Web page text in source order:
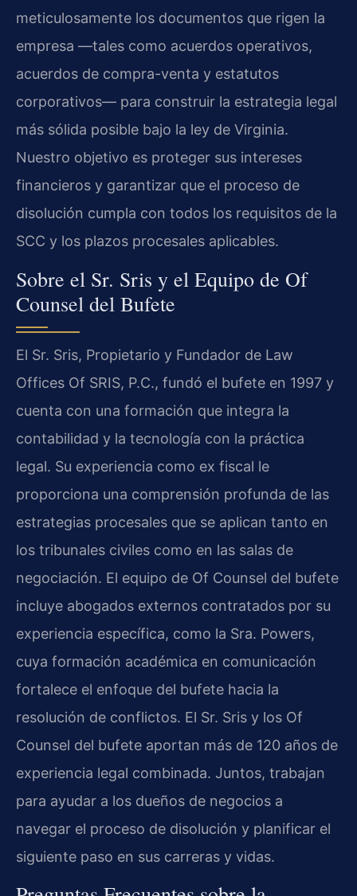
meticulosamente los documentos que rigen la
empresa —tales como acuerdos operativos,
acuerdos de compra-venta y estatutos
corporativos— para construir la estrategia legal
más sólida posible bajo la ley de Virginia.
Nuestro objetivo es proteger sus intereses
financieros y garantizar que el proceso de
disolución cumpla con todos los requisitos de la
SCC y los plazos procesales aplicables.
Sobre el Sr. Sris y el Equipo de Of
Counsel del Bufete
El Sr. Sris, Propietario y Fundador de Law
Offices Of SRIS, P.C., fundó el bufete en 1997 y
cuenta con una formación que integra la
contabilidad y la tecnología con la práctica
legal. Su experiencia como ex fiscal le
proporciona una comprensión profunda de las
estrategias procesales que se aplican tanto en
los tribunales civiles como en las salas de
negociación. El equipo de Of Counsel del bufete
incluye abogados externos contratados por su
experiencia específica, como la Sra. Powers,
cuya formación académica en comunicación
fortalece el enfoque del bufete hacia la
resolución de conflictos. El Sr. Sris y los Of
Counsel del bufete aportan más de 120 años de
experiencia legal combinada. Juntos, trabajan
para ayudar a los dueños de negocios a
navegar el proceso de disolución y planificar el
siguiente paso en sus carreras y vidas.